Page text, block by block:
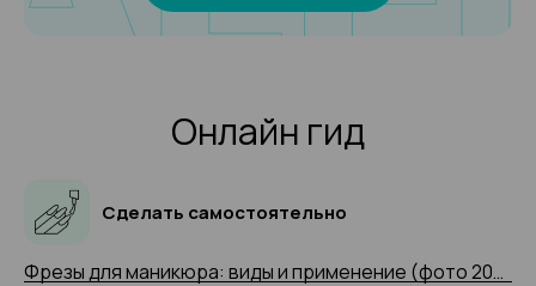
Онлайн гид
Сделать самостоятельно
Фрезы для маникюра: виды и применение (фото 2025 и видео-примеры)